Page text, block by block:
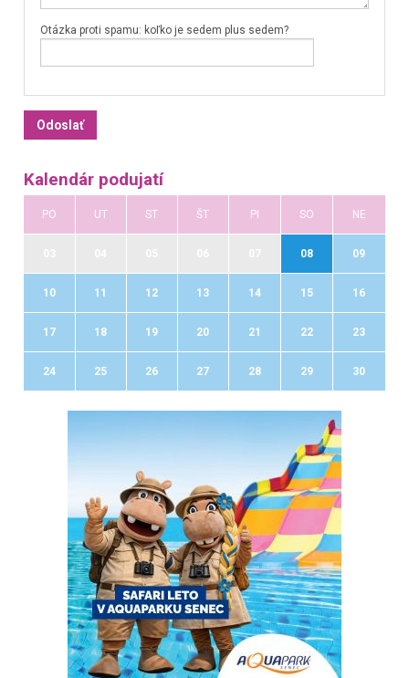
Otázka proti spamu: koľko je sedem plus sedem?
Kalendár podujatí
PO UT ST ŠT PI SO NE
08 09
10 11 12 13 14 15 16
17 18 19 20 21 22 23
24 25 26 27 28 29 30